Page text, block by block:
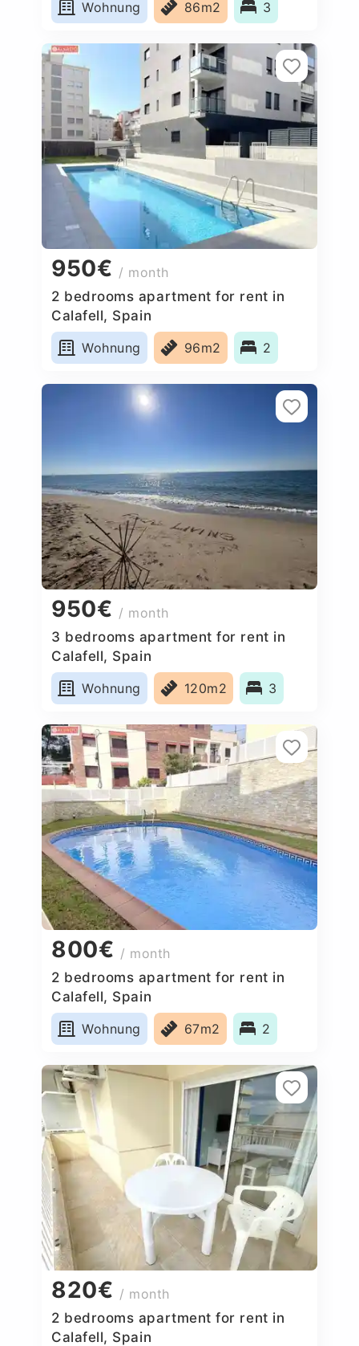
Wohnung 86m2 3
950€ / month
2 bedrooms apartment for rent in
Calafell, Spain
Wohnung
96m2 2
950€ / month
3 bedrooms apartment for rent in
Calafell, Spain
Wohnung
120m2 3
800€ / month
2 bedrooms apartment for rent in
Calafell, Spain
Wohnung
67m2 2
820€ / month
2 bedrooms apartment for rent in
Calafell, Spain